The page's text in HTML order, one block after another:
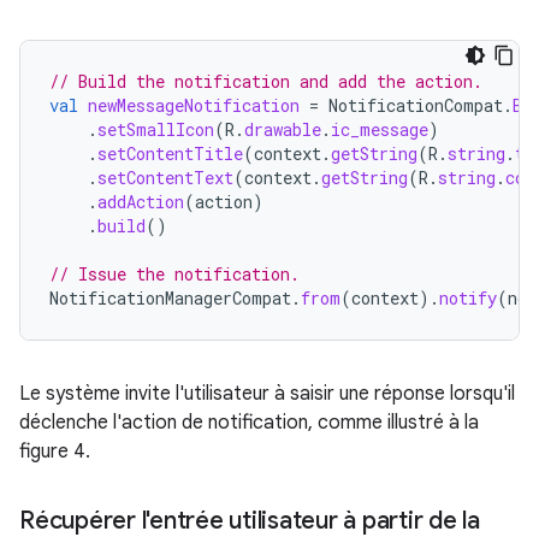
// Build the notification and add the action.
val newMessageNotification = NotificationCompat .
. setSmallIcon(R .drawable. ic_message)
. setContentTitle(context .getString(R . string .
. setContentText(context .getString(R . string .
.addAction(action)
.build()
// Issue the notification.
NotificationManagerCompat . from(context).notify(
Le système invite l'utilisateur à saisir une réponse lorsqu'il
déclenche l'action de notification, comme illustré à la
figure 4.
Récupérer l'entrée utilisateur à partir de la